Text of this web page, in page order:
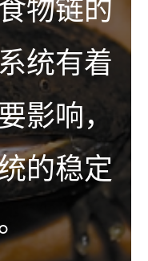
物链的
统有着
影响，
的稳定